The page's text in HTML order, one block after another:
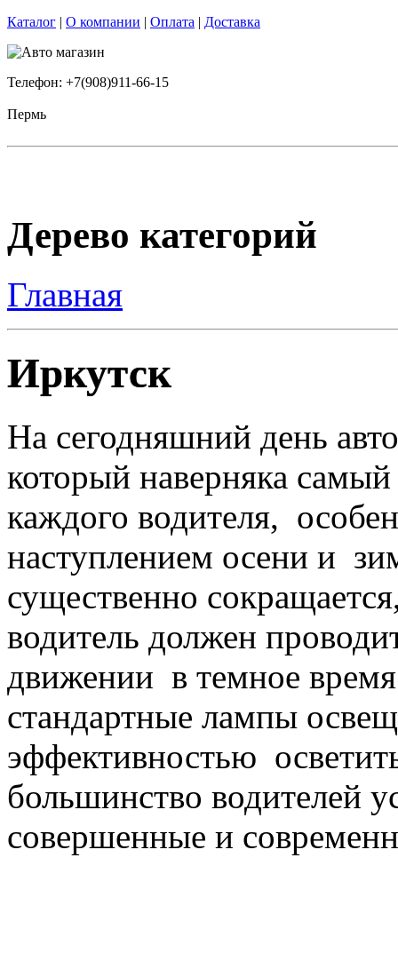
Каталог | О компании | Оплата | Доставка
Телефон: +7(908)911-66-15
Пермь
Дерево категорий
Главная
Иркутск
На сегодняшний день
который наверняка
каждого водителя,
наступлением осени и
существенно
водитель должен
движении в темное
стандартные лампы
эффективностью
большинство водителей
совершенные и